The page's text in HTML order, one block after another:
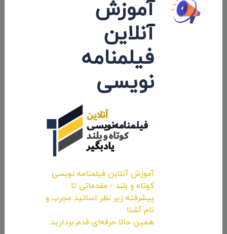
داستانی «تبلت» به کارگردانی «ملیحه
اولین کامنت و یا نظر را شما ثبت کنید.
ارسال نظرات
آموزش
آنلاین
فیلمنامه
نویسی
آموزش آنلاین فیلمنامه نویسی
کوتاه و بلند - مقدماتی تا
پیشرفته زیر نظر اساتید مجرب و
نام آشنا
همین حالا حرفه‌ای قدم بردارید.